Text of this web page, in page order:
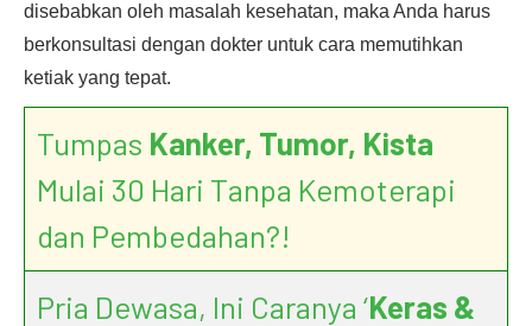
disebabkan oleh masalah kesehatan, maka Anda harus
berkonsultasi dengan dokter untuk cara memutihkan
ketiak yang tepat.
Tumpas Kanker, Tumor, Kista
Mulai 30 Hari Tanpa Kemoterapi
dan Pembedahan?!
Pria Dewasa, Ini Caranya ‘Keras &